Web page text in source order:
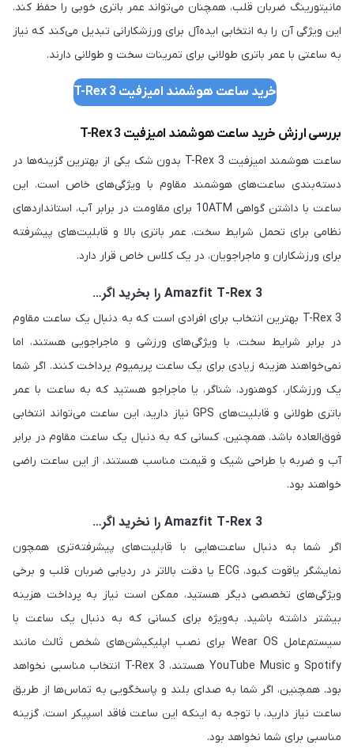
مانیتورینگ ضربان قلب، همچنان می‌تواند عمر باتری خوبی را حفظ کند.
این ویژگی آن را به انتخابی ایده‌آل برای ورزشکارانی تبدیل می‌کند که نیاز
به ساعتی با عمر باتری طولانی برای تمرینات سخت و طولانی دارند.
خرید ساعت هوشمند امیزفیت T-Rex 3
بررسی ارزش خرید ساعت هوشمند امیزفیت T-Rex 3
ساعت هوشمند امیزفیت T-Rex 3 بدون شک یکی از بهترین گزینه‌ها در
دسته‌بندی ساعت‌های هوشمند مقاوم با ویژگی‌های خاص است. این
ساعت با داشتن گواهی 10ATM برای مقاومت در برابر آب، استانداردهای
نظامی برای تحمل شرایط سخت، عمر باتری بالا و قابلیت‌های پیشرفته
برای ورزشکاران و ماجراجویان، در یک کلاس خاص قرار دارد.
Amazfit T-Rex 3 را بخرید اگر…
T-Rex 3 بهترین انتخاب برای افرادی است که به دنبال یک ساعت مقاوم
در برابر شرایط سخت، با ویژگی‌های ورزشی و ماجراجویی هستند، اما
نمی‌خواهند هزینه زیادی برای یک ساعت پریمیوم پرداخت کنند. اگر شما
یک ورزشکار، کوهنورد، شناگر، یا ماجراجو هستید که به ساعت با عمر
باتری طولانی و قابلیت‌های GPS نیاز دارید، این ساعت می‌تواند انتخابی
فوق‌العاده باشد. همچنین، کسانی که به دنبال یک ساعت مقاوم در برابر
آب و ضربه با طراحی شیک و قیمت مناسب هستند، از این ساعت راضی
خواهند بود.
Amazfit T-Rex 3 را نخرید اگر…
اگر شما به دنبال ساعت‌هایی با قابلیت‌های پیشرفته‌تری همچون
نمایشگر یاقوت کبود، ECG یا دقت بالاتر در ردیابی ضربان قلب و برخی
ویژگی‌های تخصصی دیگر هستید، ممکن است نیاز به پرداخت هزینه
بیشتر داشته باشید. به‌ویژه برای کسانی که به دنبال یک ساعت با
سیستم‌عامل Wear OS برای نصب اپلیکیشن‌های شخص ثالث مانند
Spotify و YouTube Music هستند، T-Rex 3 انتخاب مناسبی نخواهد
بود. همچنین، اگر شما به صدای بلند و پاسخگویی به تماس‌ها از طریق
ساعت نیاز دارید، با توجه به اینکه این ساعت فاقد اسپیکر است، گزینه
مناسبی برای شما نخواهد بود.